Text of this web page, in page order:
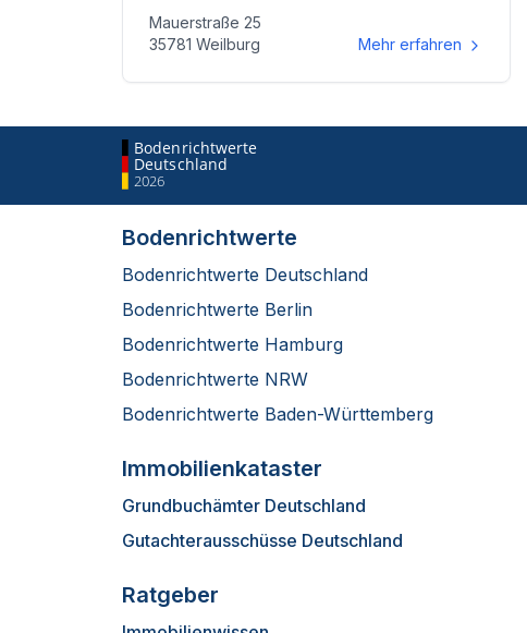
Mauerstraße 25
35781 Weilburg
Mehr erfahren
Bodenrichtwerte
Deutschland
2026
Bodenrichtwerte
Bodenrichtwerte Deutschland
Bodenrichtwerte Berlin
Bodenrichtwerte Hamburg
Bodenrichtwerte NRW
Bodenrichtwerte Baden-Württemberg
Immobilienkataster
Grundbuchämter Deutschland
Gutachterausschüsse Deutschland
Ratgeber